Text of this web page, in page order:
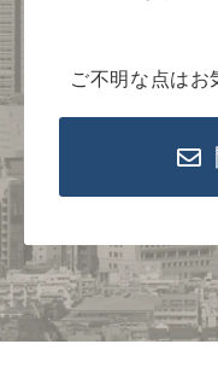
ご不明な点は